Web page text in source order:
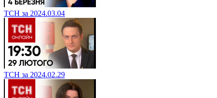
ТСН за 2024.03.04
ТСН за 2024.02.29